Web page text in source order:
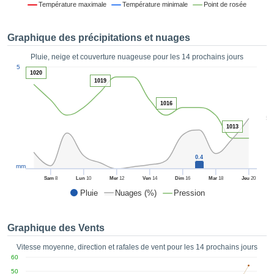
de
des
de très
ACCEPTER
CONTINUER
Température maximale Température minimale Point de rosée
Graphique des précipitations et nuages
Pluie, neige et couverture nuageuse pour les 14 prochains jours
Pluie Nuages (%) Pression
50
Sam8 Lun 10 Mer12 Ven14 Dim 16 Mar18 Jeu 20
5
mm
0.4
1020
1019
1016
1013
Graphique des Vents
Vitesse moyenne, direction et rafales de vent pour les 14 prochains jours
50
60